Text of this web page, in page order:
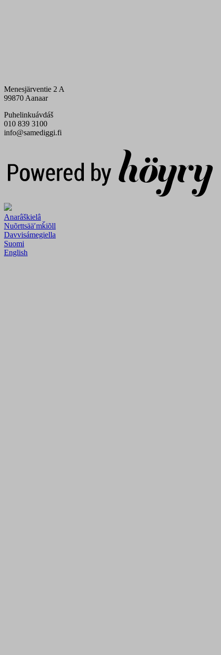
Menesjärventie 2 A
99870 Aanaar
Puhelinkuávdáš
010 839 3100
info@samediggi.fi
Anarâškielâ
Nuõrttsääʹmǩiõll
Davvisámegiella
Suomi
English